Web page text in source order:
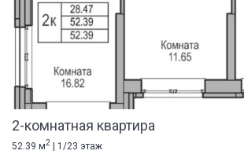
2-комнатная квартира
52.39 м2 | 1/23 этаж